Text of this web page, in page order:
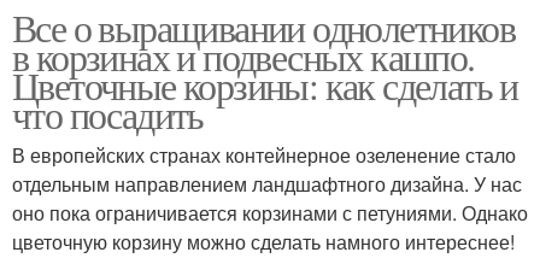
Все о выращивании однолетников
в корзинах и подвесных кашпо.
Цветочные корзины: как сделать и
что посадить
В европейских странах контейнерное озеленение стало
отдельным направлением ландшафтного дизайна. У нас
оно пока ограничивается корзинами с петуниями. Однако
цветочную корзину можно сделать намного интереснее!